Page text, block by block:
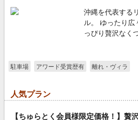
沖縄を代表する
ル。 ゆったり広々としたお部屋でちょ
っぴり贅沢なく
駐車場 アワード受賞歴有 離れ・ヴィラ
人気プラン
【ちゅらとく会員様限定価格！】贅